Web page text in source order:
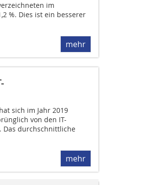
im
%. Dies ist ein besserer
mehr
sich im Jahr 2019
von den IT-
Das durchschnittliche
mehr